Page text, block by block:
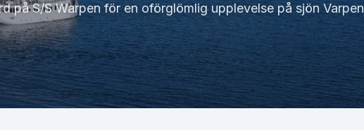
på S/S Warpen för en oförglömlig upplevelse på sjön Varpen